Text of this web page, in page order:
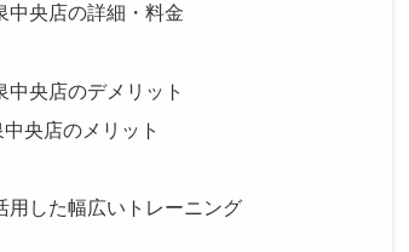
中央店の詳細・料金
央店のデメリット
央店のメリット
した幅広いトレーニング